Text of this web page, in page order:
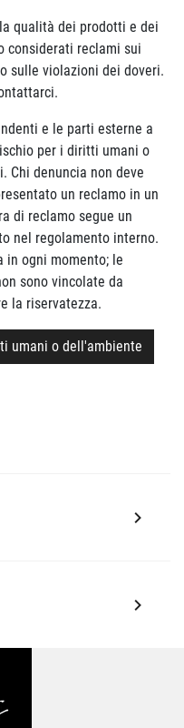
qualità dei prodotti e dei
considerati reclami sui
sulle violazioni dei doveri.
e le parti esterne a
per i diritti umani o
Chi denuncia non deve
un reclamo in un
di reclamo segue un
nel regolamento interno.
in ogni momento; le
sono vincolate da
la riservatezza.
umani o dell'ambiente